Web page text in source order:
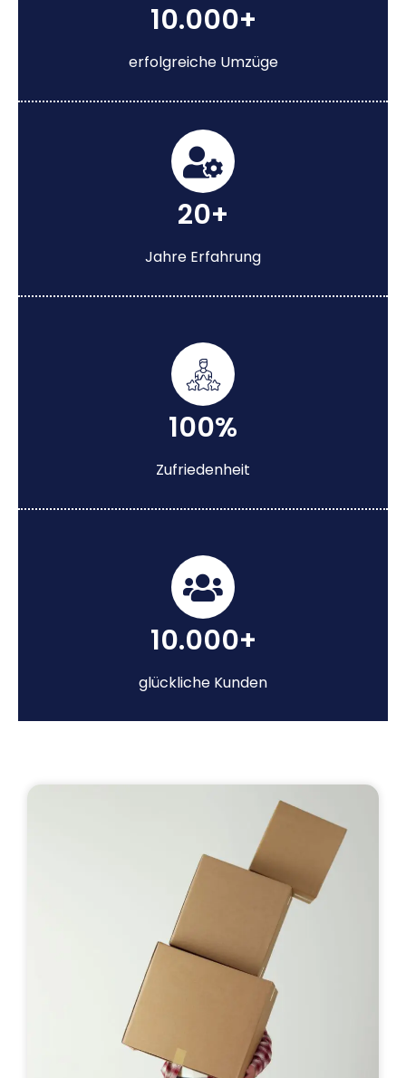
10.000+
erfolgreiche Umzüge
20+
Jahre Erfahrung
100%
Zufriedenheit
10.000+
glückliche Kunden